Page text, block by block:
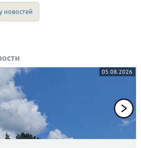
новостей
05.08.2026